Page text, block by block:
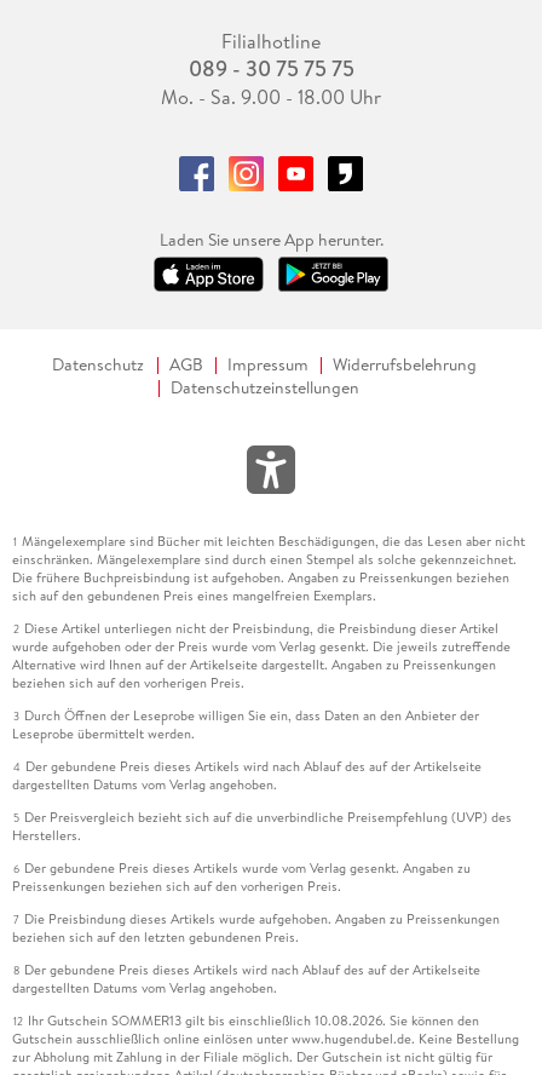
Filialhotline
089 - 30 75 75 75
Mo. - Sa. 9.00 - 18.00 Uhr
Laden Sie unsere App herunter.
Datenschutz AGB Impressum
Widerrufsbelehrung
Datenschutzeinstellungen
1 Mängelexemplare sind Bücher mit leichten Beschädigungen, die das Lesen aber nicht
einschränken. Mängelexemplare sind durch einen Stempel als solche gekennzeichnet.
Die frühere Buchpreisbindung ist aufgehoben. Angaben zu Preissenkungen beziehen
sich auf den gebundenen Preis eines mangelfreien Exemplars.
2 Diese Artikel unterliegen nicht der Preisbindung, die Preisbindung dieser Artikel
wurde aufgehoben oder der Preis wurde vom Verlag gesenkt. Die jeweils zutreffende
Alternative wird Ihnen auf der Artikelseite dargestellt. Angaben zu Preissenkungen
beziehen sich auf den vorherigen Preis.
3 Durch Öffnen der Leseprobe willigen Sie ein, dass Daten an den Anbieter der
Leseprobe übermittelt werden.
4 Der gebundene Preis dieses Artikels wird nach Ablauf des auf der Artikelseite
dargestellten Datums vom Verlag angehoben.
5 Der Preisvergleich bezieht sich auf die unverbindliche Preisempfehlung (UVP) des
Herstellers.
6 Der gebundene Preis dieses Artikels wurde vom Verlag gesenkt. Angaben zu
Preissenkungen beziehen sich auf den vorherigen Preis.
7 Die Preisbindung dieses Artikels wurde aufgehoben. Angaben zu Preissenkungen
beziehen sich auf den letzten gebundenen Preis.
8 Der gebundene Preis dieses Artikels wird nach Ablauf des auf der Artikelseite
dargestellten Datums vom Verlag angehoben.
12 Ihr Gutschein SOMMER13 gilt bis einschließlich 10.08.2026. Sie können den
Gutschein ausschließlich online einlösen unter www.hugendubel.de. Keine Bestellung
zur Abholung mit Zahlung in der Filiale möglich. Der Gutschein ist nicht gültig für